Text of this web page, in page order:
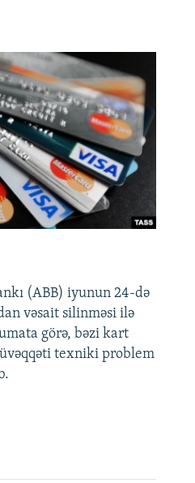
(ABB) iyunun 24-də
vəsait silinməsi ilə
görə, bəzi kart
texniki problem